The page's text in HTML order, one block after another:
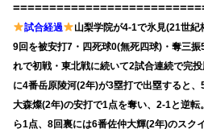
試合経過
山梨学院が4-1で氷見(21世
9回を被安打7・四死球0(無死四球)・奪三
れで初戦・東北戦に続いて2試合連続で完
に4番岳原陵河(2年)が3塁打で出塁すると
大森燦(2年)の安打で1点を奪い、2-1と逆
ら1点、8回裏には6番佐仲大輝(2年)のスク